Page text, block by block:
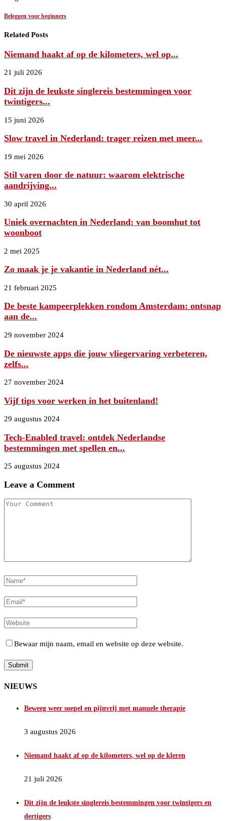
Beleggen voor beginners
Related Posts
Niemand haakt af op de kilometers, wel op...
21 juli 2026
Dit zijn de leukste singlereis bestemmingen voor
twintigers...
15 juni 2026
Slow travel in Nederland: trager reizen met meer...
19 mei 2026
Stil varen door de natuur: waarom elektrische
aandrijving...
30 april 2026
Uniek overnachten in Nederland: van boomhut tot
woonboot
2 mei 2025
Zo maak je je vakantie in Nederland nét...
21 februari 2025
De beste kampeerplekken rondom Amsterdam: ontsnap
aan de...
29 november 2024
De nieuwste apps die jouw vliegervaring verbeteren,
zelfs...
27 november 2024
Vijf tips voor werken in het buitenland!
29 augustus 2024
Tech-Enabled travel: ontdek Nederlandse
bestemmingen met spellen en...
25 augustus 2024
Leave a Comment
Bewaar mijn naam, email en website op deze website.
NIEUWS
Beweeg weer soepel en pijnvrij met manuele therapie
3 augustus 2026
Niemand haakt af op de kilometers, wel op de kleren
21 juli 2026
Dit zijn de leukste singlereis bestemmingen voor twintigers en
dertigers